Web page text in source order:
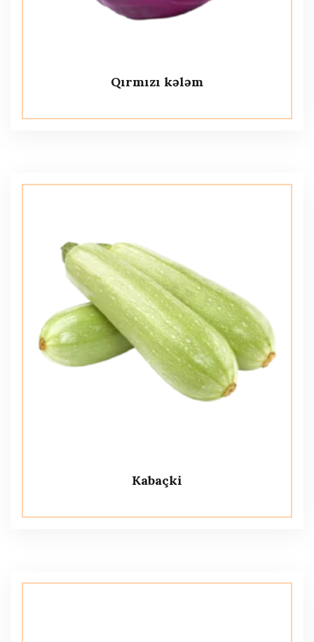
Qırmızı kələm
Kabaçki